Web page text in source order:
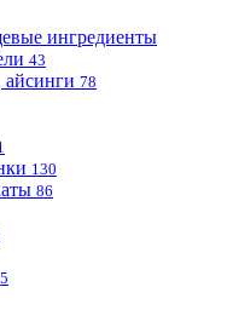
ингредиенты
43
айсинги 78
130
86